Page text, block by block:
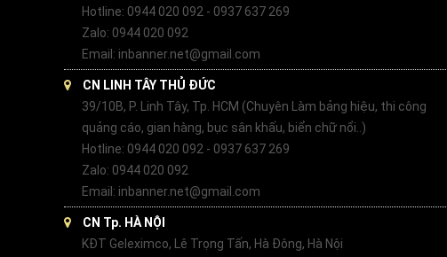
Hotline: 0944 020 092 - 0937 637 269
Zalo: 0944 020 092
Email: inbanner.net@gmail.com
CN LINH TÂY THỦ ĐỨC
39/10B, P. Linh Tây, Tp. HCM (Chuyên Làm bảng hiệu, thi công
quảng cáo, gian hàng, bục sân khấu, biển chữ nổi..)
Hotline: 0944 020 092 - 0937 637 269
Zalo: 0944 020 092
Email: inbanner.net@gmail.com
CN Tp. HÀ NỘI
KĐT Geleximco, Lê Trọng Tấn, Hà Đông, Hà Nội